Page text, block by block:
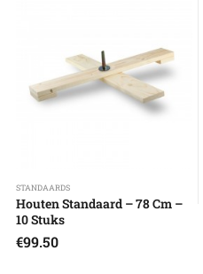
STANDAARDS
Houten Standaard – 78 Cm –
10 Stuks
€99.50